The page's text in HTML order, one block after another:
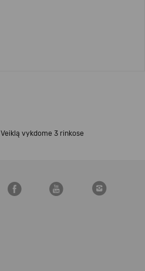
Veiklą vykdome 3 rinkose